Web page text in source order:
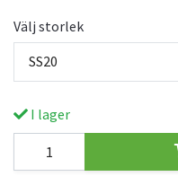
Välj storlek
SS20
I lager